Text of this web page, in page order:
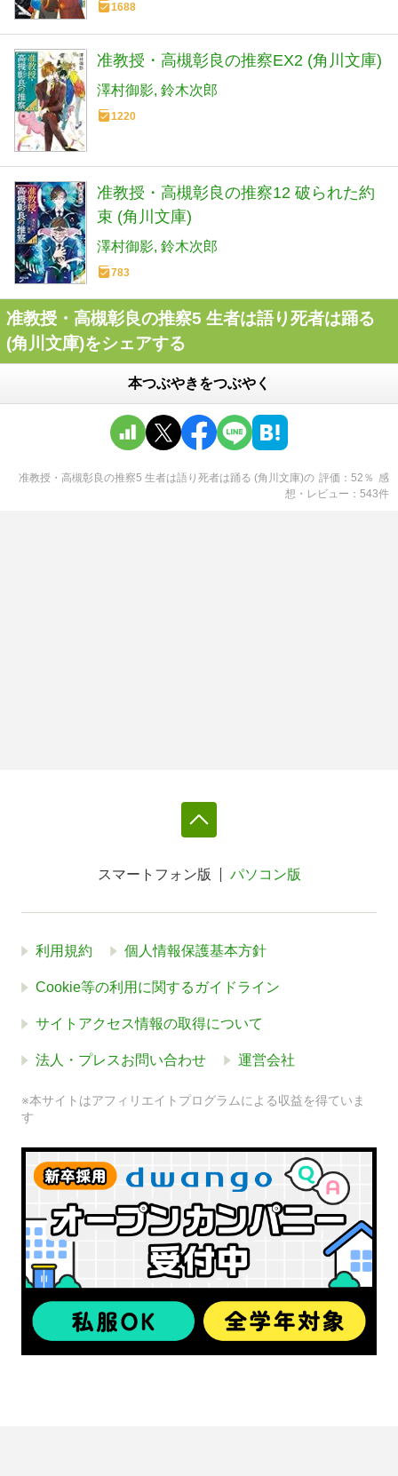
1688
准教授・高槻彰良の推察EX2 (角川文庫)
澤村御影 鈴木次郎
1220
准教授・高槻彰良の推察12 破られた約
束 (角川文庫)
澤村御影 鈴木次郎
783
准教授・高槻彰良の推察5 生者は語り死者は踊る
(角川文庫)をシェアする
本つぶやきをつぶやく
准教授・高槻彰良の推察5 生者は語り死者は踊る (角川文庫)の 評価 52 ％ 感
想・レビュー
543件
スマートフォン版 パソコン版
利用規約 個人情報保護基本方針
Cookie等の利用に関するガイドライン
サイトアクセス情報の取得について
法人・プレスお問い合わせ 運営会社
※本サイトはアフィリエイトプログラムによる収益を得ていま
す